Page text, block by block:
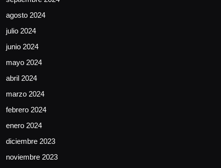
agosto 2024
julio 2024
junio 2024
mayo 2024
abril 2024
marzo 2024
febrero 2024
enero 2024
diciembre 2023
noviembre 2023